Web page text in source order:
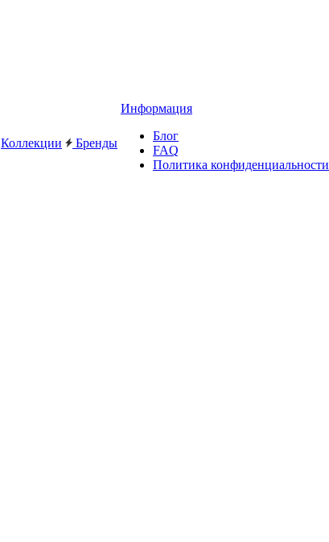
Коллекции Бренды
Информация
Блог
FAQ
Политика конфиденциальности